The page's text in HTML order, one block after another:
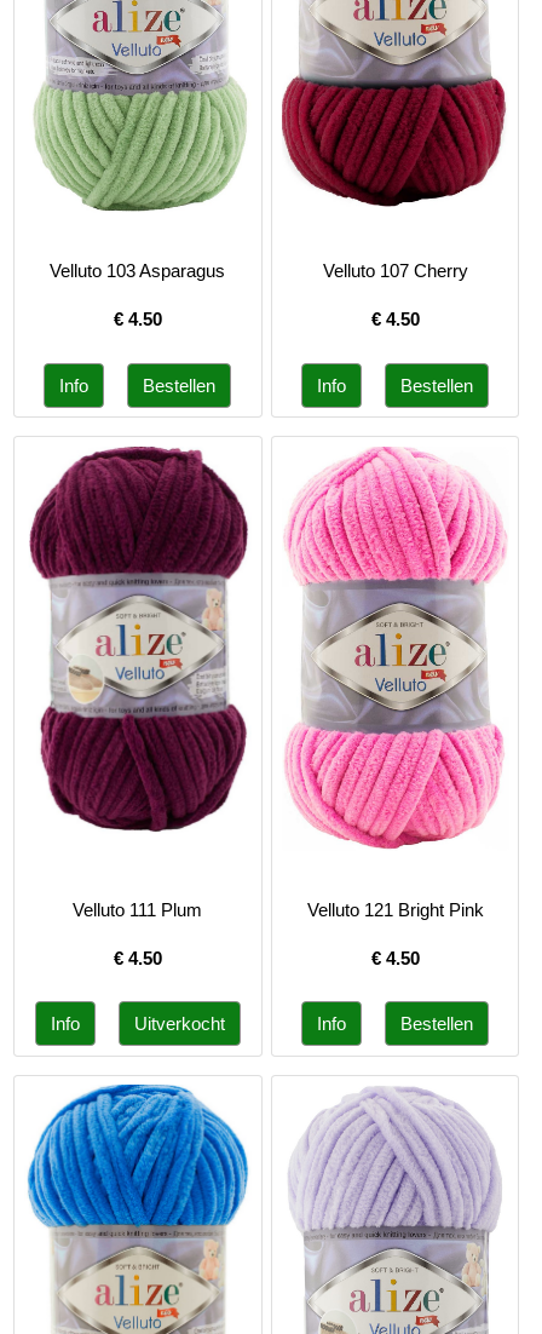
Velluto 103 Asparagus
€ 4.50
Velluto 107 Cherry
€ 4.50
Velluto 111 Plum
€ 4.50
Velluto 121 Bright Pink
€ 4.50